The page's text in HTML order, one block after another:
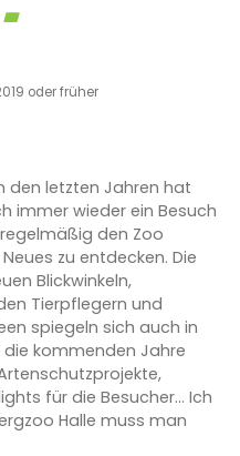
oder früher
den letzten Jahren hat
immer wieder ein Besuch
den Zoo
zu entdecken. Die
Blickwinkeln,
Tierpflegern und
spiegeln sich auch in
kommenden Jahre
für die Besucher... Ich
Halle muss man